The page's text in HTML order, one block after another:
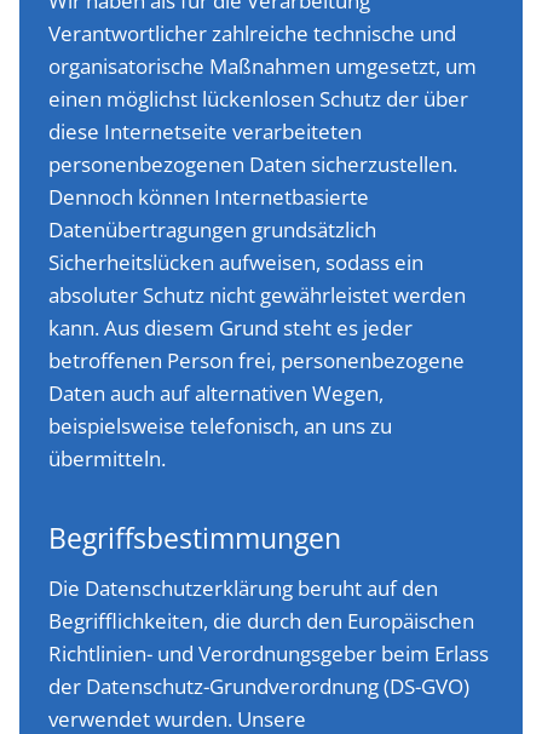
Verantwortlicher zahlreiche technische und
organisatorische Maßnahmen umgesetzt, um
einen möglichst lückenlosen Schutz der über
diese Internetseite verarbeiteten
personenbezogenen Daten sicherzustellen.
Dennoch können Internetbasierte
Datenübertragungen grundsätzlich
Sicherheitslücken aufweisen, sodass ein
absoluter Schutz nicht gewährleistet werden
kann. Aus diesem Grund steht es jeder
betroffenen Person frei, personenbezogene
Daten auch auf alternativen Wegen,
beispielsweise telefonisch, an uns zu
übermitteln.
Begriffsbestimmungen
Die Datenschutzerklärung beruht auf den
Begrifflichkeiten, die durch den Europäischen
Richtlinien- und Verordnungsgeber beim Erlass
der Datenschutz-Grundverordnung (DS-GVO)
verwendet wurden. Unsere